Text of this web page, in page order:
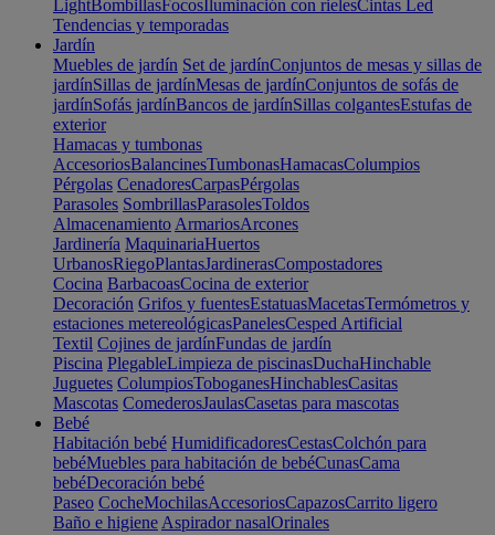
LightBombillasFocosIluminación con rielesCintas Led
Tendencias y temporadas
Jardín
Muebles de jardín Set de jardínConjuntos de mesas y sillas de
jardínSillas de jardínMesas de jardínConjuntos de sofás de
jardínSofás jardínBancos de jardínSillas colgantesEstufas de
exterior
Hamacas y tumbonas
AccesoriosBalancinesTumbonasHamacasColumpios
Pérgolas CenadoresCarpasPérgolas
Parasoles SombrillasParasolesToldos
Almacenamiento ArmariosArcones
Jardinería MaquinariaHuertos
UrbanosRiegoPlantasJardinerasCompostadores
Cocina BarbacoasCocina de exterior
Decoración Grifos y fuentesEstatuasMacetasTermómetros y
estaciones metereológicasPanelesCesped Artificial
Textil Cojines de jardínFundas de jardín
Piscina PlegableLimpieza de piscinasDuchaHinchable
Juguetes ColumpiosToboganesHinchablesCasitas
Mascotas ComederosJaulasCasetas para mascotas
Bebé
Habitación bebé HumidificadoresCestasColchón para
bebéMuebles para habitación de bebéCunasCama
bebéDecoración bebé
Paseo CocheMochilasAccesoriosCapazosCarrito ligero
Baño e higiene Aspirador nasalOrinales